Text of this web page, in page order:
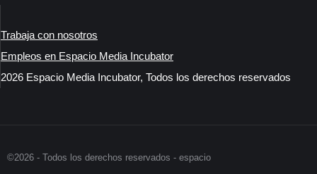
Trabaja con nosotros
Empleos en Espacio Media Incubator
2026 Espacio Media Incubator, Todos los derechos reservados
©2026 - Todos los derechos reservados - espacio